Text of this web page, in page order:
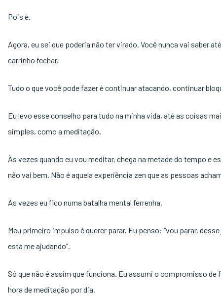
Pois é.
Agora, eu sei que poderia não ter virado. Você nunca vai saber
carrinho fechar.
Tudo o que você pode fazer é continuar atacando, continuar
Eu levo esse conselho para tudo na minha vida, até as coisas
simples, como a meditação.
Às vezes quando eu vou meditar, chega na metade do tempo e
não vai bem. Não é aquela experiência zen que as pessoas
Às vezes eu fico numa batalha mental ferrenha.
Meu primeiro impulso é querer parar. Eu penso: “vou parar,
está me ajudando”.
Só que não é assim que funciona. Eu assumi o compromisso de
hora de meditação por dia.